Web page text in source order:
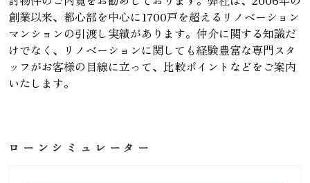
創業以来、都心部を中心に1700戸を超えるリノベーション
マンションの引渡し実績があります。仲介に関する知識だ
けでなく、リノベーションに関しても経験豊富な専門スタ
ッフがお客様の目線に立って、比較ポイントなどをご案内
いたします。
ローンシミュレーター